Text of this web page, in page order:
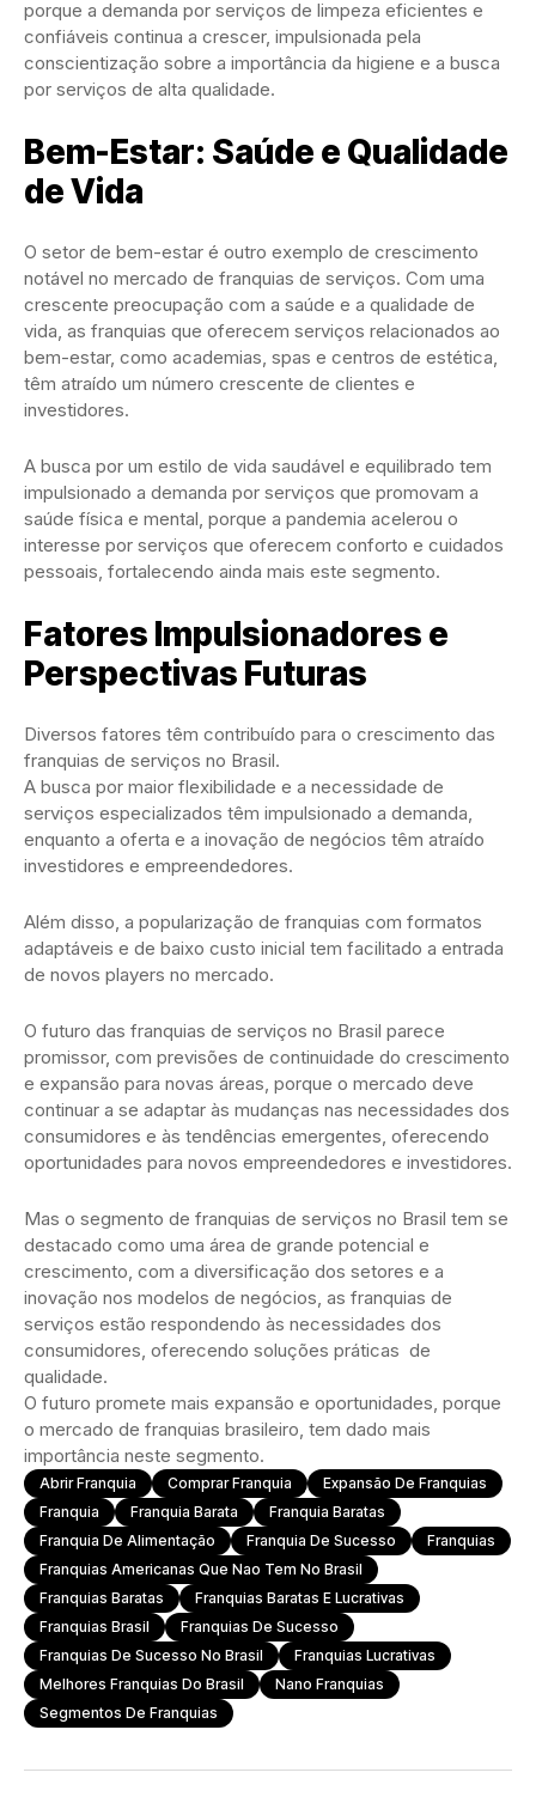
porque a demanda por serviços de limpeza eficientes e
confiáveis continua a crescer, impulsionada pela
conscientização sobre a importância da higiene e a busca
por serviços de alta qualidade.
Bem-Estar: Saúde e Qualidade
de Vida
O setor de bem-estar é outro exemplo de crescimento
notável no mercado de franquias de serviços. Com uma
crescente preocupação com a saúde e a qualidade de
vida, as franquias que oferecem serviços relacionados ao
bem-estar, como academias, spas e centros de estética,
têm atraído um número crescente de clientes e
investidores.
A busca por um estilo de vida saudável e equilibrado tem
impulsionado a demanda por serviços que promovam a
saúde física e mental, porque a pandemia acelerou o
interesse por serviços que oferecem conforto e cuidados
pessoais, fortalecendo ainda mais este segmento.
Fatores Impulsionadores e
Perspectivas Futuras
Diversos fatores têm contribuído para o crescimento das
franquias de serviços no Brasil.
A busca por maior flexibilidade e a necessidade de
serviços especializados têm impulsionado a demanda,
enquanto a oferta e a inovação de negócios têm atraído
investidores e empreendedores.
Além disso, a popularização de franquias com formatos
adaptáveis e de baixo custo inicial tem facilitado a entrada
de novos players no mercado.
O futuro das franquias de serviços no Brasil parece
promissor, com previsões de continuidade do crescimento
e expansão para novas áreas, porque o mercado deve
continuar a se adaptar às mudanças nas necessidades dos
consumidores e às tendências emergentes, oferecendo
oportunidades para novos empreendedores e investidores.
Mas o segmento de franquias de serviços no Brasil tem se
destacado como uma área de grande potencial e
crescimento, com a diversificação dos setores e a
inovação nos modelos de negócios, as franquias de
serviços estão respondendo às necessidades dos
consumidores, oferecendo soluções práticas de
qualidade.
O futuro promete mais expansão e oportunidades, porque
o mercado de franquias brasileiro, tem dado mais
importância neste segmento.
Abrir Franquia Comprar Franquia
Expansão De Franquias
Franquia
Franquia Barata
Franquia Baratas
Franquia De Alimentação
Franquia De Sucesso
Franquias
Franquias Americanas Que Nao Tem No Brasil
Franquias Baratas
Franquias Baratas E Lucrativas
Franquias Brasil
Franquias De Sucesso
Franquias De Sucesso No Brasil
Franquias Lucrativas
Melhores Franquias Do Brasil
Nano Franquias
Segmentos De Franquias